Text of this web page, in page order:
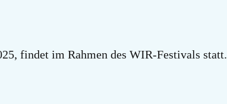
findet im Rahmen des WIR-Festivals statt.